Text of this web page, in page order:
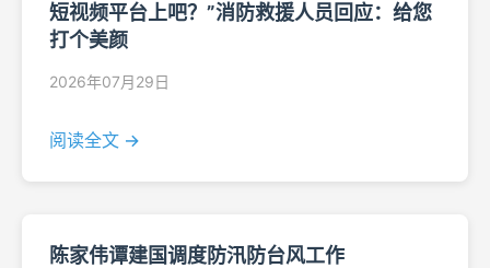
短视频平台上吧？”消防救援人员回应：给您
打个美颜
2026年07月29日
阅读全文 →
陈家伟谭建国调度防汛防台风工作